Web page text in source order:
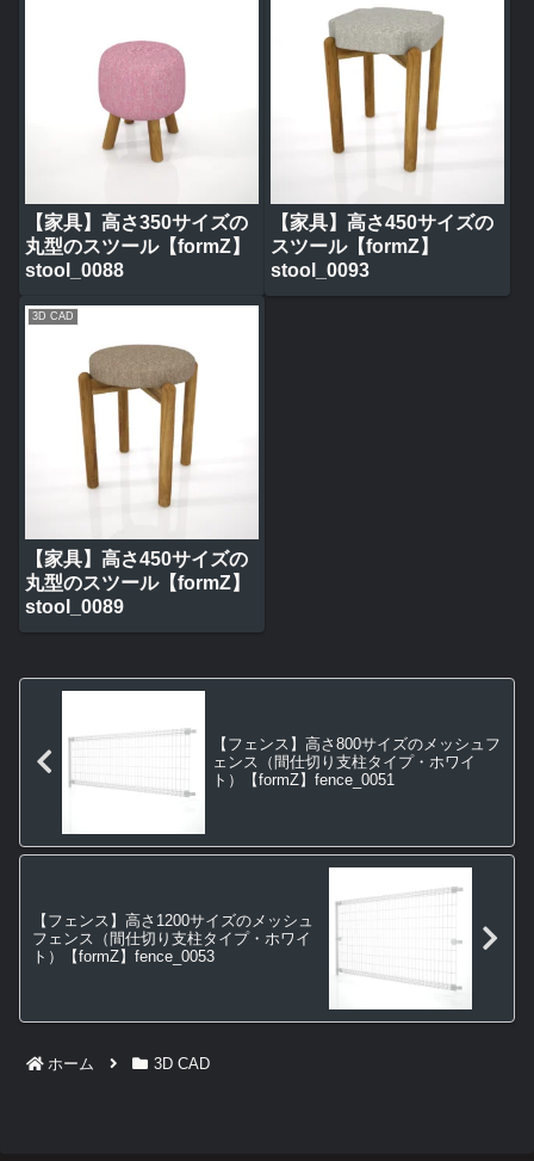
【家具】高さ350サイズの
丸型のスツール【formZ】
stool_0088
【家具】高さ450サイズの
スツール【formZ】
stool_0093
3D CAD
【家具】高さ450サイズの
丸型のスツール【formZ】
stool_0089
【フェンス】高さ800サイズのメッシュフ
ェンス（間仕切り支柱タイプ・ホワイ
ト）【formZ】fence_0051
【フェンス】高さ1200サイズのメッシュ
フェンス（間仕切り支柱タイプ・ホワイ
ト）【formZ】fence_0053
ホーム 3D CAD